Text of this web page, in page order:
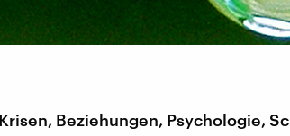
Beziehungen, Psychologie,